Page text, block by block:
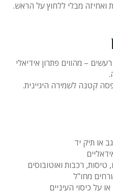
ואחיזה מבלי ללחוץ על הראש.
– מהווים פתרון אידיאלי
קטנה לשמירה היגיינית.
או תיק יד
רכבות ואוטובוסים
מחו"ל
על כיסוי העיניים